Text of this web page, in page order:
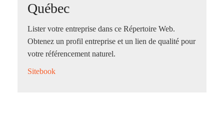
Québec
Lister votre entreprise dans ce Répertoire Web.
Obtenez un profil entreprise et un lien de qualité pour
votre référencement naturel.
Sitebook